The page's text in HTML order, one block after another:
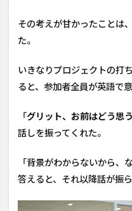
その考えが甘かったことは
た。
いきなりプロジェクトの打
ると、参加者全員が英語で
「グリット、お前はどう思
話しを振ってくれた。
「背景がわからないから、
答えると、それ以降話が振